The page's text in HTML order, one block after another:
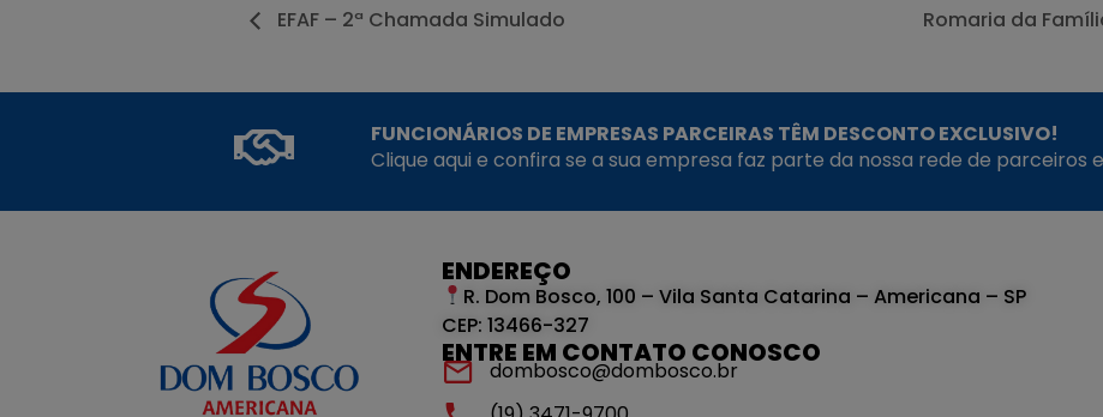
EFAF – 2ª Chamada Simulado Romaria da
FUNCIONÁRIOS DE EMPRESAS PARCEIRAS TÊM DESCONTO EXCLUSIVO!
Clique aqui e confira se a sua empresa faz parte da nossa rede de parceiros
ENDEREÇO
R. Dom Bosco, 100 – Vila Santa Catarina – Americana – SP
CEP: 13466-327
ENTRE EM CONTATO CONOSCO
dombosco@dombosco.br